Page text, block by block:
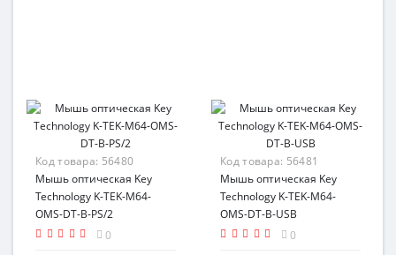
Код товара: 56480
Мышь оптическая Key
Technology K-TEK-M64-
OMS-DT-B-PS/2
0
Код товара: 56481
Мышь оптическая Key
Technology K-TEK-M64-
OMS-DT-B-USB
0